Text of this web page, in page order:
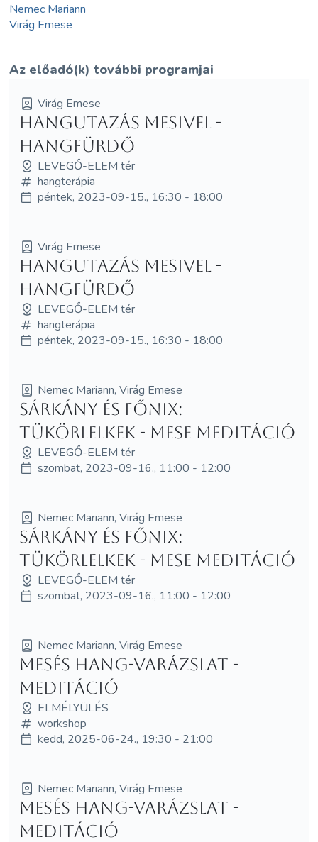
Nemec Mariann
Virág Emese
Az előadó(k) további programjai
Virág Emese
Hangutazás Mesivel -
HANGFÜRDŐ
LEVEGŐ-ELEM tér
hangterápia
péntek, 2023-09-15., 16:30 - 18:00
Virág Emese
Hangutazás Mesivel -
HANGFÜRDŐ
LEVEGŐ-ELEM tér
hangterápia
péntek, 2023-09-15., 16:30 - 18:00
Nemec Mariann, Virág Emese
Sárkány és Főnix:
Tükörlelkek - MESE MEDITÁCIÓ
LEVEGŐ-ELEM tér
szombat, 2023-09-16., 11:00 - 12:00
Nemec Mariann, Virág Emese
Sárkány és Főnix:
Tükörlelkek - MESE MEDITÁCIÓ
LEVEGŐ-ELEM tér
szombat, 2023-09-16., 11:00 - 12:00
Nemec Mariann, Virág Emese
Mesés hang-varázslat -
meditáció
ELMÉLYÜLÉS
workshop
kedd, 2025-06-24., 19:30 - 21:00
Nemec Mariann, Virág Emese
Mesés hang-varázslat -
meditáció